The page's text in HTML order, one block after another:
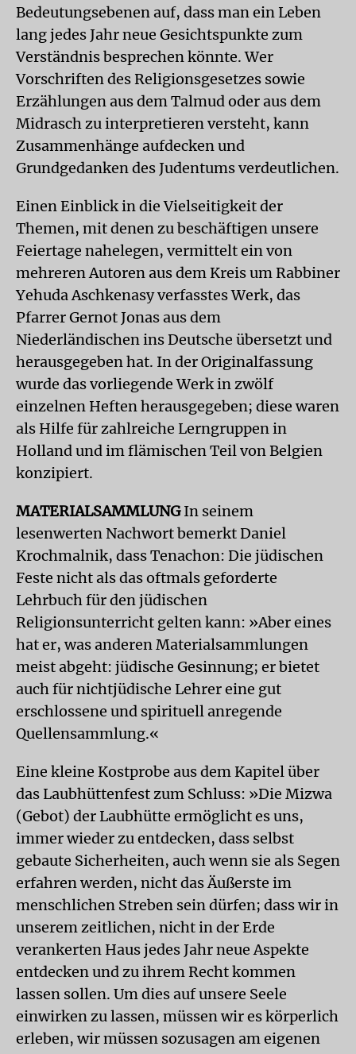
Bedeutungsebenen auf, dass man ein Leben
lang jedes Jahr neue Gesichtspunkte zum
Verständnis besprechen könnte. Wer
Vorschriften des Religionsgesetzes sowie
Erzählungen aus dem Talmud oder aus dem
Midrasch zu interpretieren versteht, kann
Zusammenhänge aufdecken und
Grundgedanken des Judentums verdeutlichen.
Einen Einblick in die Vielseitigkeit der
Themen, mit denen zu beschäftigen unsere
Feiertage nahelegen, vermittelt ein von
mehreren Autoren aus dem Kreis um Rabbiner
Yehuda Aschkenasy verfasstes Werk, das
Pfarrer Gernot Jonas aus dem
Niederländischen ins Deutsche übersetzt und
herausgegeben hat. In der Originalfassung
wurde das vorliegende Werk in zwölf
einzelnen Heften herausgegeben; diese waren
als Hilfe für zahlreiche Lerngruppen in
Holland und im flämischen Teil von Belgien
konzipiert.
MATERIALSAMMLUNGIn seinem
lesenwerten Nachwort bemerkt Daniel
Krochmalnik, dass Tenachon: Die jüdischen
Feste nicht als das oftmals geforderte
Lehrbuch für den jüdischen
Religionsunterricht gelten kann: »Aber eines
hat er, was anderen Materialsammlungen
meist abgeht: jüdische Gesinnung; er bietet
auch für nichtjüdische Lehrer eine gut
erschlossene und spirituell anregende
Quellensammlung.«
Eine kleine Kostprobe aus dem Kapitel über
das Laubhüttenfest zum Schluss: »Die Mizwa
(Gebot) der Laubhütte ermöglicht es uns,
immer wieder zu entdecken, dass selbst
gebaute Sicherheiten, auch wenn sie als Segen
erfahren werden, nicht das Äußerste im
menschlichen Streben sein dürfen; dass wir in
unserem zeitlichen, nicht in der Erde
verankerten Haus jedes Jahr neue Aspekte
entdecken und zu ihrem Recht kommen
lassen sollen. Um dies auf unsere Seele
einwirken zu lassen, müssen wir es körperlich
erleben, wir müssen sozusagen am eigenen